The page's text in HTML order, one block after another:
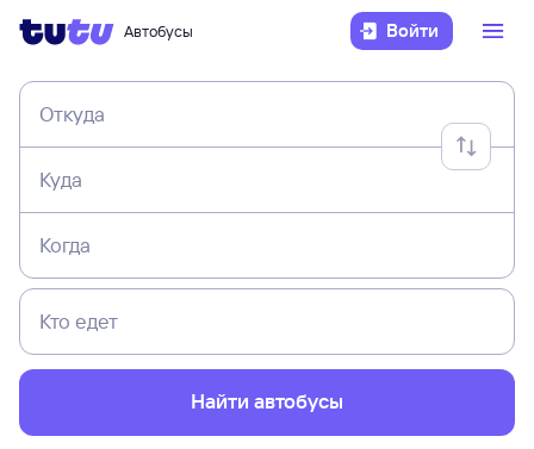
Автобусы Войти
Откуда
Куда
Когда
Кто едет
Найти автобусы